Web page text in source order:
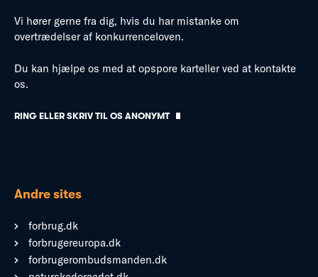
Vi hører gerne fra dig, hvis du har mistanke om
overtrædelser af konkurrenceloven.
Du kan hjælpe os med at opspore karteller ved at kontakte
os.
RING ELLER SKRIV TIL OS ANONYMT
Andre sites
forbrug.dk
forbrugereuropa.dk
forbrugerombudsmanden.dk